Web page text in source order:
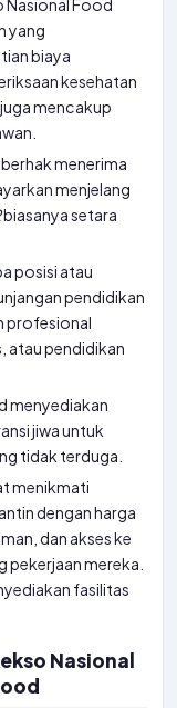
Nasional Food
yang
biaya
kesehatan
mencakup
menerima
menjelang
biasanya setara
posisi atau
pendidikan
profesional
atau pendidikan
menyediakan
jiwa untuk
tidak terduga.
menikmati
dengan harga
dan akses ke
mereka.
fasilitas
Nasional